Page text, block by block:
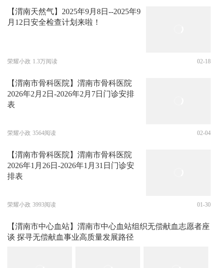
【渭南天然气】2025年9月8日--2025年9
月12日安全检查计划来啦！
荣耀小政 1.3万阅读 02-18
【渭南市骨科医院】渭南市骨科医院
2026年2月2日-2026年2月7日门诊安排
表
荣耀小政 3564阅读 02-04
【渭南市骨科医院】渭南市骨科医院
2026年1月26日-2026年1月31日门诊安
排表
荣耀小政 3993阅读 01-30
【渭南市中心血站】渭南市中心血站组织无偿献血志愿者座
谈 探寻无偿献血事业高质量发展路径